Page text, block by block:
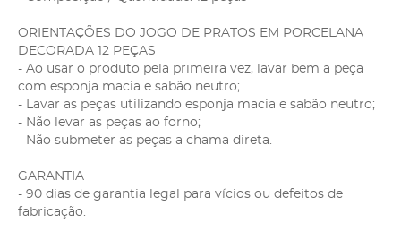
ORIENTAÇÕES DO JOGO DE PRATOS EM PORCELANA
DECORADA 12 PEÇAS
- Ao usar o produto pela primeira vez, lavar bem a peça
com esponja macia e sabão neutro;
- Lavar as peças utilizando esponja macia e sabão neutro;
- Não levar as peças ao forno;
- Não submeter as peças a chama direta.
GARANTIA
- 90 dias de garantia legal para vícios ou defeitos de
fabricação.